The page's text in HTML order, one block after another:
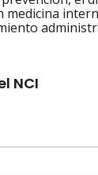
medicina
NCI